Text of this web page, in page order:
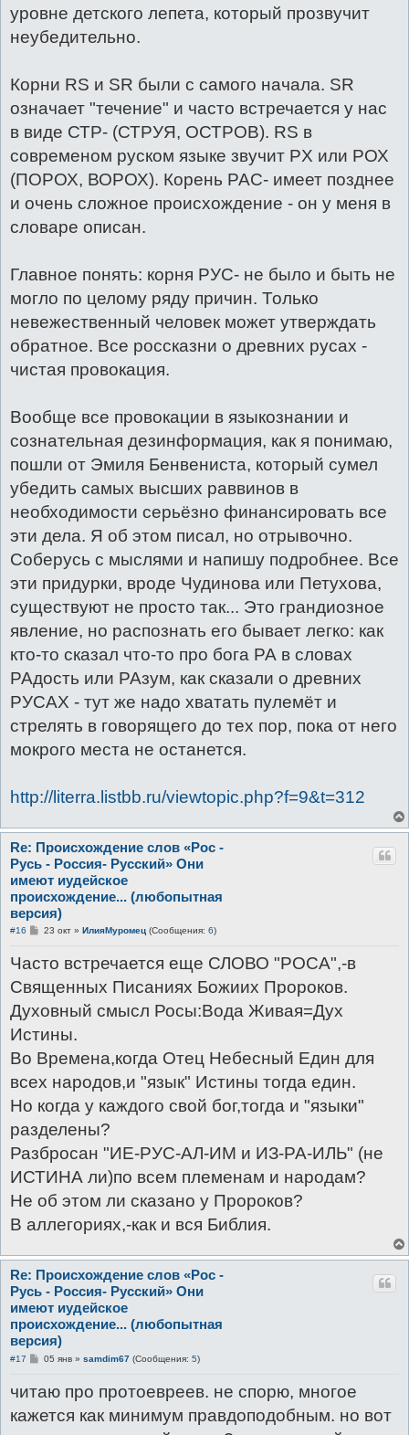
уровне детского лепета, который прозвучит
неубедительно.
Корни RS и SR были с самого начала. SR
означает "течение" и часто встречается у нас
в виде СТР- (СТРУЯ, ОСТРОВ). RS в
современом руском языке звучит PX или РОХ
(ПОРОХ, ВОРОХ). Корень РАС- имеет позднее
и очень сложное происхождение - он у меня в
словаре описан.
Главное понять: корня РУС- не было и быть не
могло по целому ряду причин. Только
невежественный человек может утверждать
обратное. Все россказни о древних русах -
чистая провокация.
Вообще все провокации в языкознании и
сознательная дезинформация, как я понимаю,
пошли от Эмиля Бенвениста, который сумел
убедить самых высших раввинов в
необходимости серьёзно финансировать все
эти дела. Я об этом писал, но отрывочно.
Соберусь с мыслями и напишу подробнее. Все
эти придурки, вроде Чудинова или Петухова,
существуют не просто так... Это грандиозное
явление, но распознать его бывает легко: как
кто-то сказал что-то про бога РА в словах
РАдость или РАзум, как сказали о древних
РУСАХ - тут же надо хватать пулемёт и
стрелять в говорящего до тех пор, пока от него
мокрого места не останется.
http://literra.listbb.ru/viewtopic.php?f=9&t=312
Re: Происхождение слов «Рос -
Русь - Россия- Русский» Они
имеют иудейское
происхождение... (любопытная
версия)
#16
С
б
е
н
и
е
23 окт» ИлияМуромец(Сообщения: 6)
Часто встречается еще СЛОВО "РОСА",-в
Священных Писаниях Божиих Пророков.
Духовный смысл Росы:Вода Живая=Дух
Истины.
Во Времена,когда Отец Небесный Един для
всех народов,и "язык" Истины тогда един.
Но когда у каждого свой бог,тогда и "языки"
разделены?
Разбросан "ИЕ-РУС-АЛ-ИМ и ИЗ-РА-ИЛЬ" (не
ИСТИНА ли)по всем племенам и народам?
Не об этом ли сказано у Пророков?
В аллегориях,-как и вся Библия.
Re: Происхождение слов «Рос -
Русь - Россия- Русский» Они
имеют иудейское
происхождение... (любопытная
версия)
#17
С
б
е
н
05 янв» samdim67(Сообщения: 5)
читаю про протоевреев. не спорю, многое
кажется как минимум правдоподобным. но вот